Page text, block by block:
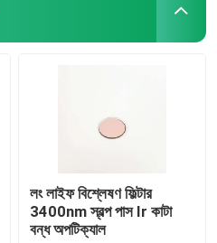
লং লাইফ বিশ্লেষণ ফিল্টার
3400nm স্বল্প পাস Ir কাটা
বন্ধ অপটিক্যাল